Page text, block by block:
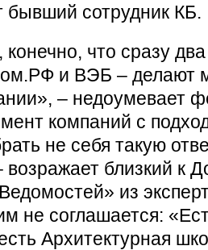
бывший сотрудник КБ.
что сразу
и ВЭБ – делают
– недоумевает
компаний с
не себя такую
возражает близкий к
из
не соглашается:
Архитектурная